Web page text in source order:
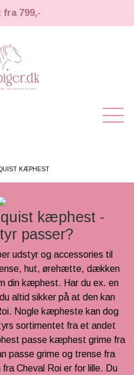
fra 799,-
TILBEHØR
TILBEHØR
TILBEHØR
PONY
TILBEHØR
PONY & TILBEHØR
PONY
HESTE
KÆPHEST
kæphest -
passer?
udstyr og accessories til
hut, ørehætte, dækken
din kæphest. Har du ex. en
altid sikker på at den kan
Nogle kæpheste kan dog
sortimentet fra et andet
passe kæphest grime fra
passe grime og trense fra
Cheval Roi er for lille. Du